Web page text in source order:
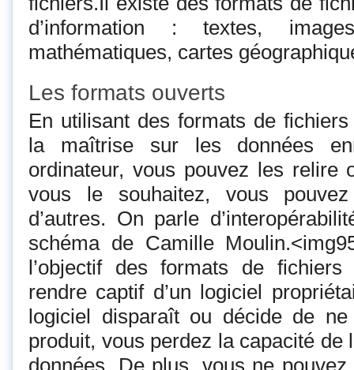
d’information : textes,
mathématiques, cartes
Les formats ouverts
En utilisant des formats de
la maîtrise sur les données
ordinateur, vous pouvez les relire
vous le souhaitez, vous
d’autres. On parle
schéma de Camille
l’objectif des formats de
rendre captif d’un logiciel
logiciel disparaît ou décide de
produit, vous perdez la capacité de
données. De plus, vous ne pouvez